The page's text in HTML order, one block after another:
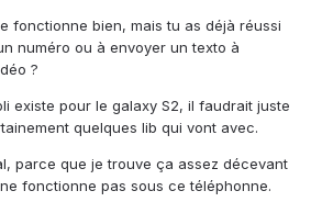
fonctionne bien, mais tu as déjà réussi
numéro ou à envoyer un texto à
?
existe pour le galaxy S2, il faudrait juste
quelques lib qui vont avec.
parce que je trouve ça assez décevant
fonctionne pas sous ce téléphonne.